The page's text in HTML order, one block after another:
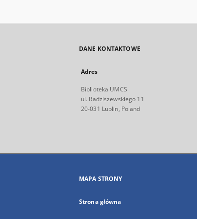
DANE KONTAKTOWE
Adres
Biblioteka UMCS
ul. Radziszewskiego 11
20-031 Lublin, Poland
MAPA STRONY
Strona główna